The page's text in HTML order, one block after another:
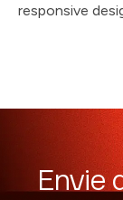
responsive
Envie